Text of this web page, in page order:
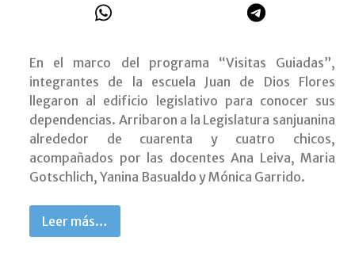
En el marco del programa “Visitas Guiadas”,
integrantes de la escuela Juan de Dios Flores
llegaron al edificio legislativo para conocer sus
dependencias. Arribaron a la Legislatura sanjuanina
alrededor de cuarenta y cuatro chicos,
acompañados por las docentes Ana Leiva, Maria
Gotschlich, Yanina Basualdo y Mónica Garrido.
Leer más…